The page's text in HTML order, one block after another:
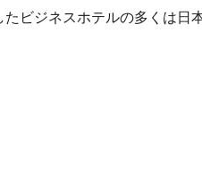
ビジネスホテルの多くは日